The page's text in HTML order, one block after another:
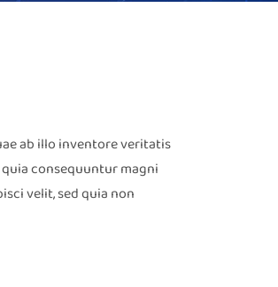
ab illo inventore veritatis
consequuntur magni
velit, sed quia non